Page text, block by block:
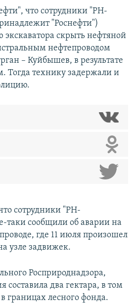
что сотрудники "РН-
"Роснефти")
скрыть нефтяной
нефтепроводом
– Куйбышев, в результате
Тогда технику задержали и
сотрудники "РН-
таки сообщили об аварии на
где 11 июля произошел
узле задвижек.
Росприроднадзора,
составила два гектара, в том
границах лесного фонда.